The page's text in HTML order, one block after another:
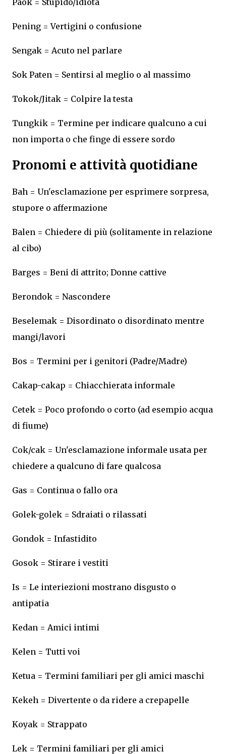
Pening = Vertigini o confusione
Sengak = Acuto nel parlare
Sok Paten = Sentirsi al meglio o al massimo
Tokok/Jitak = Colpire la testa
Tungkik = Termine per indicare qualcuno a cui
non importa o che finge di essere sordo
Pronomi e attività quotidiane
Bah = Un'esclamazione per esprimere sorpresa,
stupore o affermazione
Balen = Chiedere di più (solitamente in relazione
al cibo)
Barges = Beni di attrito; Donne cattive
Berondok = Nascondere
Beselemak = Disordinato o disordinato mentre
mangi/lavori
Bos = Termini per i genitori (Padre/Madre)
Cakap-cakap = Chiacchierata informale
Cetek = Poco profondo o corto (ad esempio acqua
di fiume)
Cok/cak = Un'esclamazione informale usata per
chiedere a qualcuno di fare qualcosa
Gas = Continua o fallo ora
Golek-golek = Sdraiati o rilassati
Gondok = Infastidito
Gosok = Stirare i vestiti
Is = Le interiezioni mostrano disgusto o
antipatia
Kedan = Amici intimi
Kelen = Tutti voi
Ketua = Termini familiari per gli amici maschi
Kekeh = Divertente o da ridere a crepapelle
Koyak = Strappato
Lek = Termini familiari per gli amici